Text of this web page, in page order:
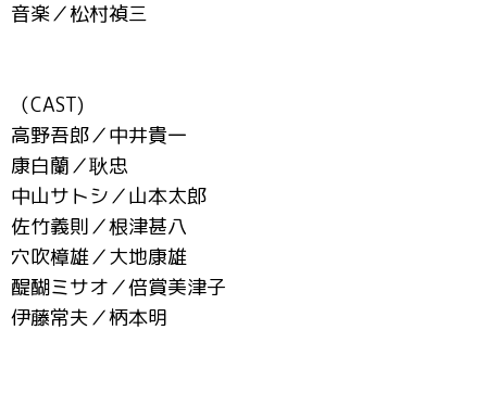
音楽／松村禎三
（CAST)
高野吾郎／中井貴一
康白蘭／耿忠
中山サトシ／山本太郎
佐竹義則／根津甚八
穴吹樟雄／大地康雄
醍醐ミサオ／倍賞美津子
伊藤常夫／柄本明